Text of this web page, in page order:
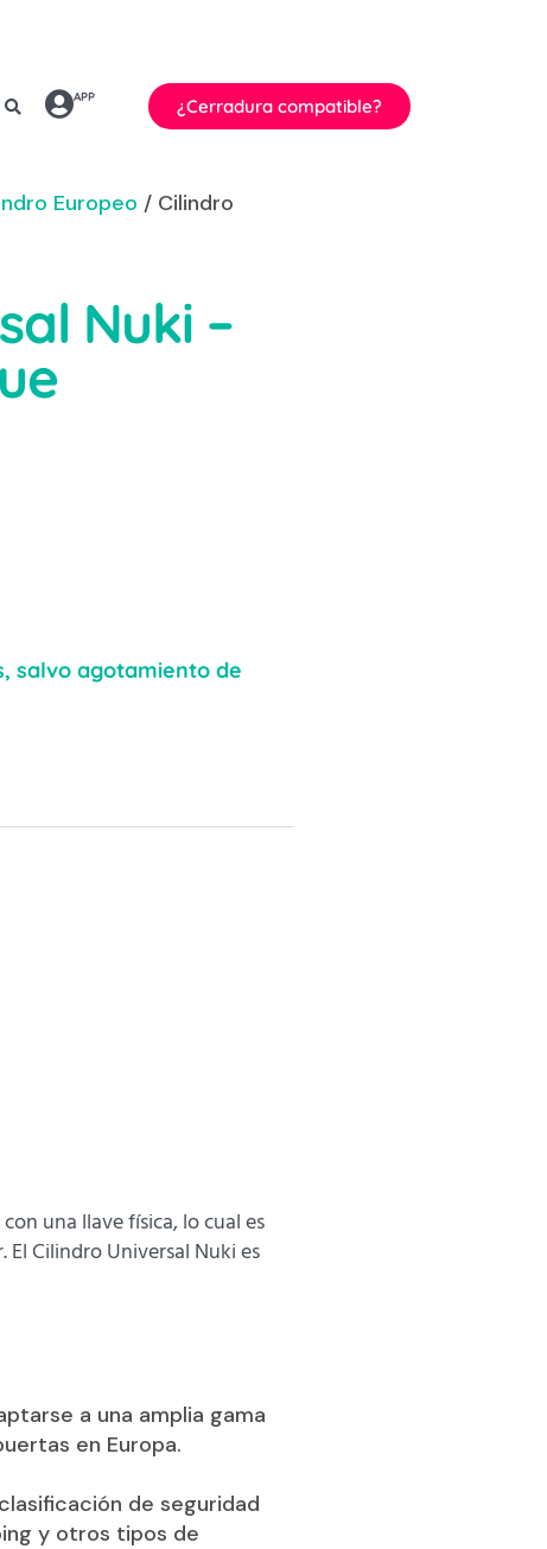
APP ¿Cerradura compatible?
Europeo / Cilindro
Nuki –
salvo agotamiento de
una llave física, lo cual es
Cilindro Universal Nuki es
a una amplia gama
en Europa.
de seguridad
y otros tipos de